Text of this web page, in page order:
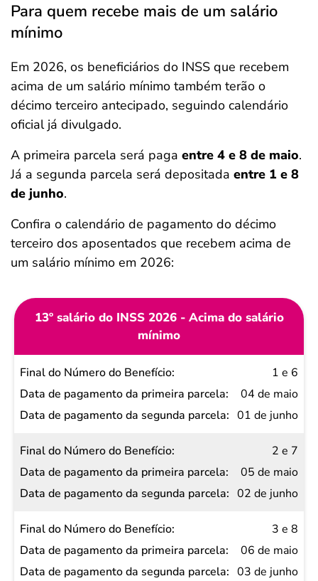
Para quem recebe mais de um salário
mínimo
Em 2026, os beneficiários do INSS que recebem
acima de um salário mínimo também terão o
décimo terceiro antecipado, seguindo calendário
oficial já divulgado.
A primeira parcela será paga entre 4 e 8 de maio.
Já a segunda parcela será depositada entre 1 e 8
de junho.
Confira o calendário de pagamento do décimo
terceiro dos aposentados que recebem acima de
um salário mínimo em 2026:
13º salário do INSS 2026 - Acima do salário
mínimo
Final do
Número
do
Data de
pagamento
da
primeira
parcela
Data de
1 e 6
04 de maio
01 de junho
2 e 7
05 de maio
02 de junho
3 e 8
06 de maio
03 de junho